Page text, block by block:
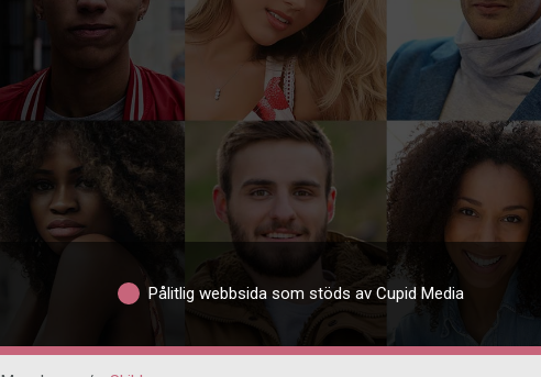
Pålitlig webbsida som stöds av Cupid Media